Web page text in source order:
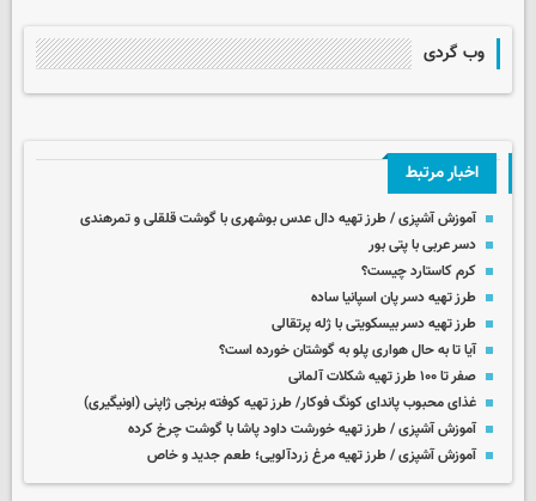
وب گردی
اخبار مرتبط
آموزش آشپزی / طرز تهیه دال عدس بوشهری با گوشت قلقلی و تمرهندی
دسر عربی با پتی بور
کرم کاستارد چیست؟
طرز تهیه دسر پان اسپانیا ساده
طرز تهیه دسر بیسکویتی با ژله پرتقالی
آیا تا به حال هواری پلو به گوشتان خورده است؟
صفر تا ۱۰۰ طرز تهیه شکلات آلمانی
غذای محبوب پاندای کونگ فوکار/ طرز تهیه کوفته برنجی ژاپنی (اونیگیری)
آموزش آشپزی / طرز تهیه خورشت داود پاشا با گوشت چرخ کرده
آموزش آشپزی / طرز تهیه مرغ زردآلویی؛ طعم جدید و خاص